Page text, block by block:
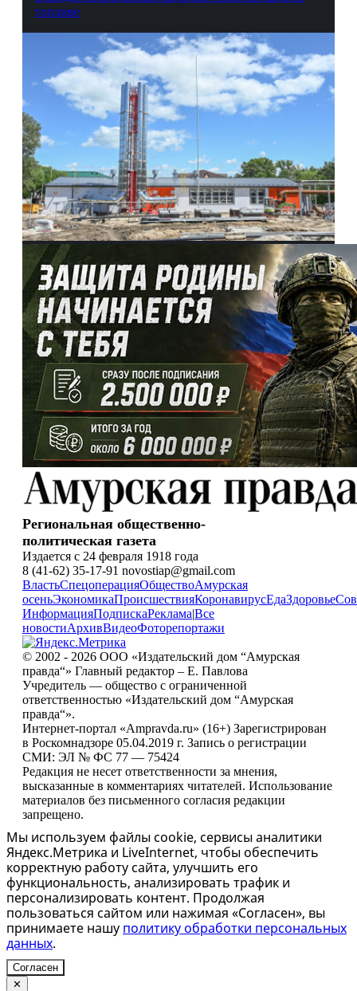
топливе
Региональная общественно-
политическая газета
Издается с 24 февраля 1918 года
8 (41-62) 35-17-91 novostiap@gmail.com
ВластьСпецоперацияОбществоАмурская
осеньЭкономикаПроисшествияКоронавирусЕдаЗдоровье
ИнформацияПодпискаРеклама|Все
новостиАрхивВидеоФоторепортажи
© 2002 - 2026 ООО «Издательский дом “Амурская
правда“» Главный редактор – Е. Павлова
Учредитель — общество с ограниченной
ответственностью «Издательский дом “Амурская
правда“».
Интернет-портал «Ampravda.ru» (16+) Зарегистрирован
в Роскомнадзоре 05.04.2019 г. Запись о регистрации
СМИ: ЭЛ № ФС 77 — 75424
Редакция не несет ответственности за мнения,
высказанные в комментариях читателей. Использование
материалов без письменного согласия редакции
запрещено.
Мы используем файлы cookie, сервисы аналитики
Яндекс.Метрика и LiveInternet, чтобы обеспечить
корректную работу сайта, улучшить его
функциональность, анализировать трафик и
персонализировать контент. Продолжая
пользоваться сайтом или нажимая «Согласен», вы
принимаете нашу политику обработки персональных
данных.
Согласен
✕